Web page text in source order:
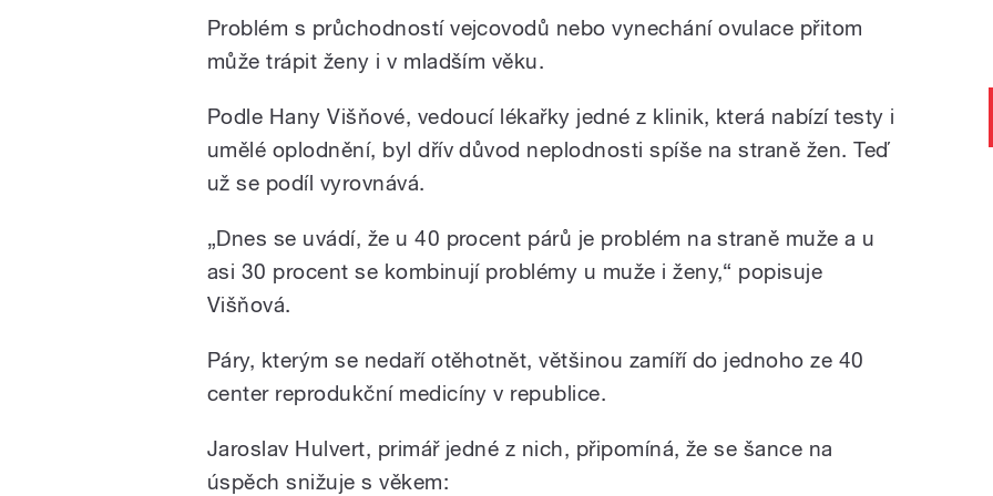
pause
radí primář Jaroslav Hulvert v reportáži
Veroniky
Problém s průchodností vejcovodů nebo vynechání ovulace přitom
může trápit ženy i v mladším věku.
Podle Hany Višňové, vedoucí lékařky jedné z klinik, která nabízí testy i
umělé oplodnění, byl dřív důvod neplodnosti spíše na straně žen. Teď
už se podíl vyrovnává.
„Dnes se uvádí, že u 40 procent párů je problém na straně muže a u
asi 30 procent se kombinují problémy u muže i ženy,“ popisuje
Višňová.
Páry, kterým se nedaří otěhotnět, většinou zamíří do jednoho ze 40
center reprodukční medicíny v republice.
Jaroslav Hulvert, primář jedné z nich, připomíná, že se šance na
úspěch snižuje s věkem: